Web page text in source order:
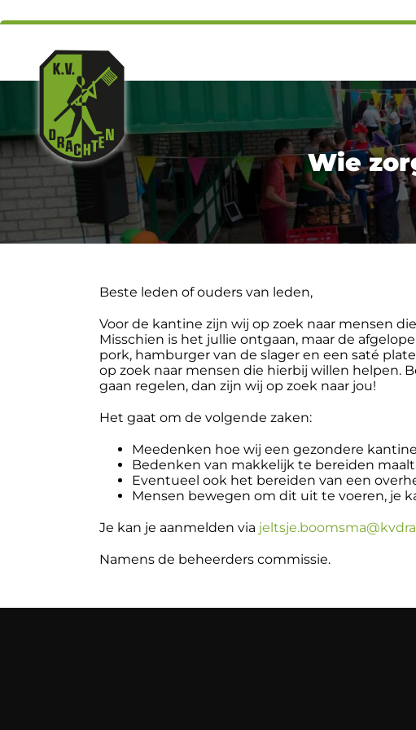
Wie
Beste leden of ouders van leden,
Voor de kantine zijn wij op zoek naar mensen
Misschien is het jullie ontgaan, maar de
pork, hamburger van de slager en een saté
op zoek naar mensen die hierbij willen helpen.
gaan regelen, dan zijn wij op zoek naar jou!
Het gaat om de volgende zaken:
Meedenken hoe wij een gezondere
Bedenken van makkelijk te bereiden
Eventueel ook het bereiden van een
Mensen bewegen om dit uit te voeren, je
Je kan je aanmelden via
Namens de beheerders commissie.